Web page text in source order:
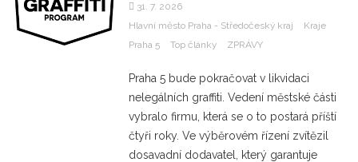
31. 7. 2026
Hlavní město Praha - Středočeský kraj
Kraje
Praha 5
Top články ZPRÁVY
Praha 5 bude pokračovat v likvidaci
nelegálních graffiti. Vedení městské části
vybralo firmu, která se o to postará příští
čtyři roky. Ve výběrovém řízení zvítězil
dosavadní dodavatel, který garantuje